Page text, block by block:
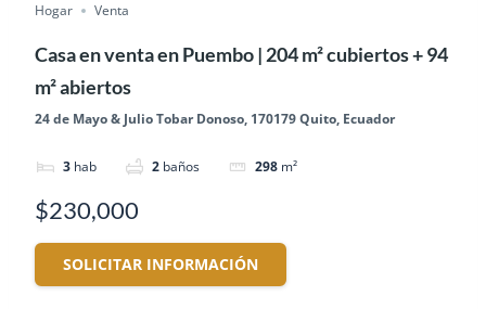
Hogar Venta
Casa en venta en Puembo | 204 m² cubiertos + 94
m² abiertos
24 de Mayo & Julio Tobar Donoso, 170179 Quito, Ecuador
3 hab 2 baños 298 m²
$230,000
SOLICITAR INFORMACIÓN